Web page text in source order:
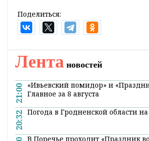
Поделиться:
Лента новостей
21:00
«Ивьевский помидор» и
Главное за 8 августа
20:32 Погода в Гродненской области на
В Поречье проходит «Праздник